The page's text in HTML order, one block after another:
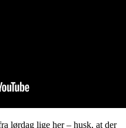
lørdag lige her – husk, at der